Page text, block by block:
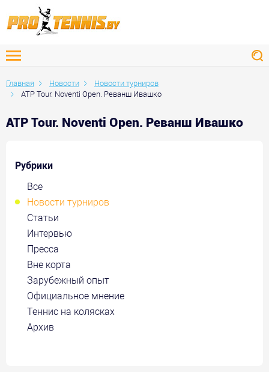
Главная Новости
Новости турниров
ATP Tour. Noventi Open. Реванш Ивашко
ATP Tour. Noventi Open. Реванш Ивашко
Рубрики
Все
Новости турниров
Статьи
Интервью
Пресса
Вне корта
Зарубежный опыт
Официальное мнение
Теннис на колясках
Архив